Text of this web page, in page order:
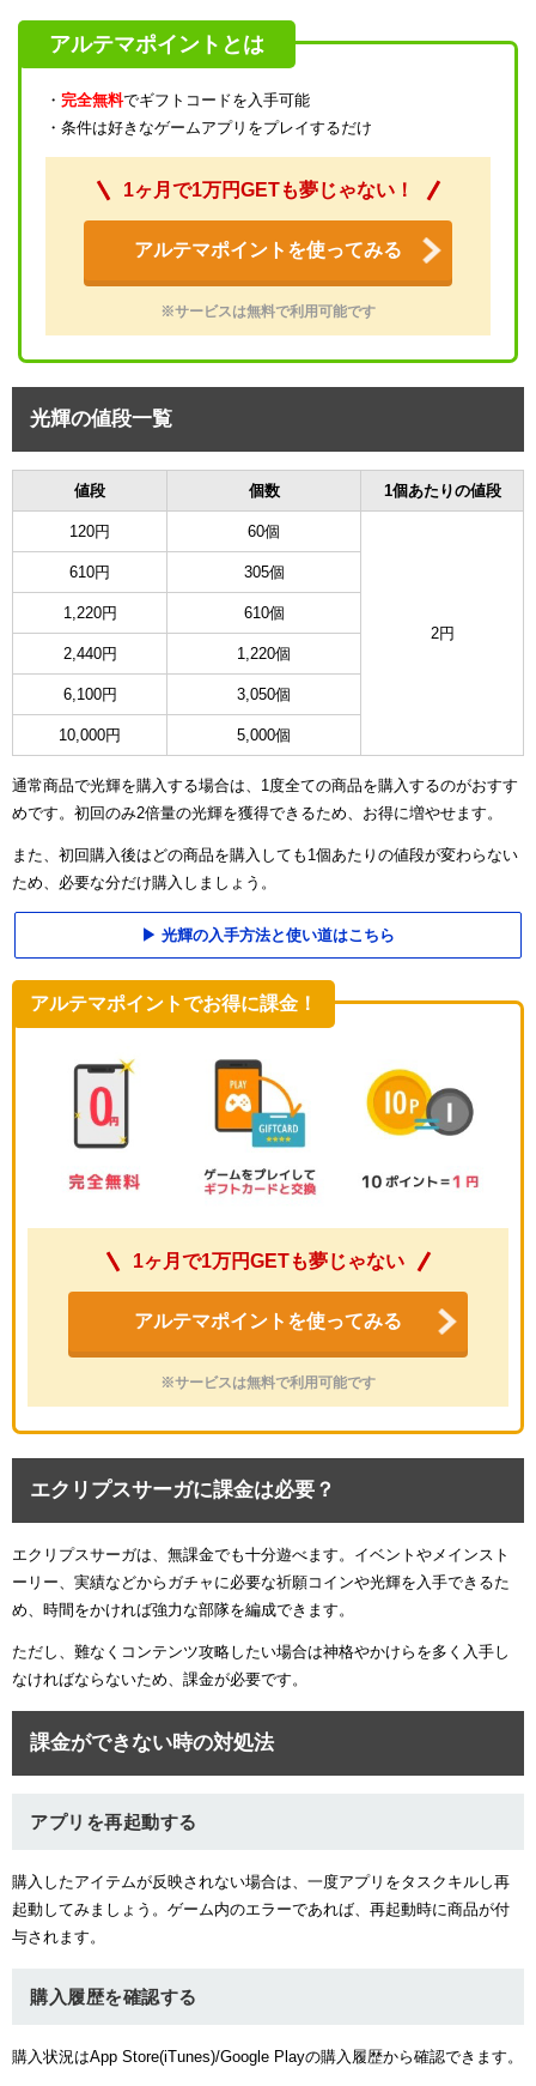
アルテマポイントとは
・ 完全無料でギフトコードを入手可能
・条件は好きなゲームアプリをプレイするだけ
1ヶ月で1万円GETも夢じゃない！
アルテマポイントを使ってみる
※サービスは無料で利用可能です
光輝の値段一覧
値段 個数 1個あたりの値段
120円 60個
2円
610円 305個
1,220円 610個
2,440円 1,220個
6,100円 3,050個
10,000円 5,000個
通常商品で光輝を購入する場合は、1度全ての商品を購入するのがおすす
めです。初回のみ2倍量の光輝を獲得できるため、お得に増やせます。
また、初回購入後はどの商品を購入しても1個あたりの値段が変わらない
ため、必要な分だけ購入しましょう。
光輝の入手方法と使い道はこちら
アルテマポイントでお得に課金！
1ヶ月で1万円GETも夢じゃない
アルテマポイントを使ってみる
※サービスは無料で利用可能です
エクリプスサーガに課金は必要？
エクリプスサーガは、無課金でも十分遊べます。イベントやメインスト
ーリー、実績などからガチャに必要な祈願コインや光輝を入手できるた
め、時間をかければ強力な部隊を編成できます。
ただし、難なくコンテンツ攻略したい場合は神格やかけらを多く入手し
なければならないため、課金が必要です。
課金ができない時の対処法
アプリを再起動する
購入したアイテムが反映されない場合は、一度アプリをタスクキルし再
起動してみましょう。ゲーム内のエラーであれば、再起動時に商品が付
与されます。
購入履歴を確認する
購入状況はApp Store(iTunes)/Google Playの購入履歴から確認できます。